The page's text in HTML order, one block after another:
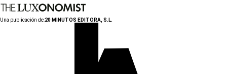
Una publicación de:20 MINUTOS EDITORA, S.L.